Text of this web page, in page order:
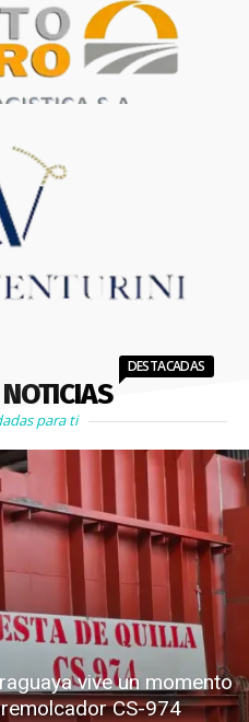
DESTACADAS
para ti
vive un momento
CS-974